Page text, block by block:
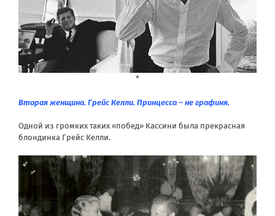
*
Вторая женщина. Грейс Келли. Принцесса – не графиня.
Одной из громких таких «побед» Кассини была прекрасная
блондинка Грейс Келли.